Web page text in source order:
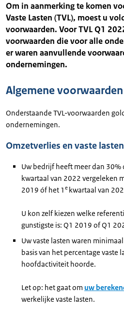
Om in aanmerking te komen
Vaste Lasten (TVL), moest u
voorwaarden. Voor TVL Q1
voorwaarden die voor alle
er waren aanvullende
ondernemingen.
Algemene
Onderstaande TVL-voorwaarden
ondernemingen.
Omzetverlies en vaste lasten
Uw bedrijf heeft meer dan 30%
kwartaal van 2022 vergeleken
2019 óf het 1 e kwartaal van
U kon zelf kiezen welke
gunstigste is: Q1 2019 of Q1
Uw vaste lasten waren
basis van het percentage vaste
hoofdactiviteit hoorde.
Let op: het gaat om uw
werkelijke vaste lasten.